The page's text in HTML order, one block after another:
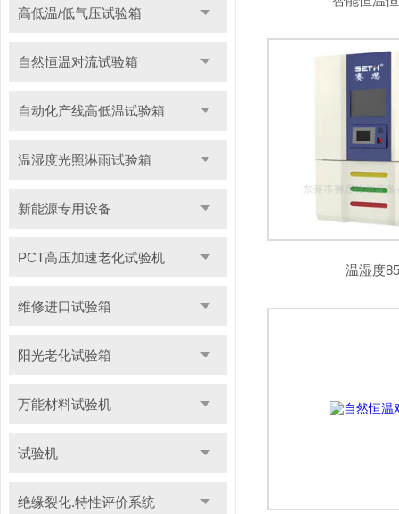
高低温/低气压试验箱
自然恒温对流试验箱
自动化产线高低温试验箱
温湿度光照淋雨试验箱
新能源专用设备
PCT高压加速老化试验机
维修进口试验箱
阳光老化试验箱
万能材料试验机
试验机
绝缘裂化.特性评价系统
温湿度